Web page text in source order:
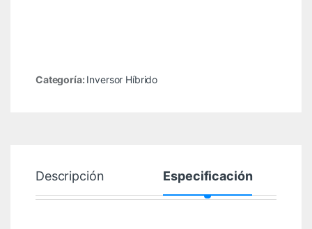
Categoría: Inversor Híbrido
Descripción Especificación